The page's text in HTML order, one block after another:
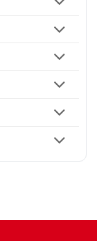
trang
Tp.HCM.